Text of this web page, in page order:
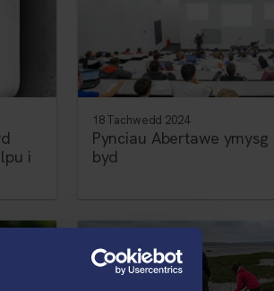
i
18 Tachwedd 2024
Pynciau Abertawe
byd